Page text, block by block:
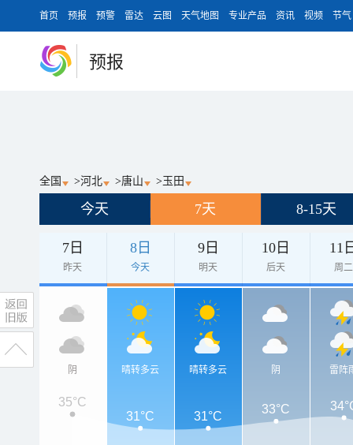
首页 预报 预警 雷达 云图 天气地图 专业产品 资讯 视频 节气
预报
全国 >河北 >唐山 > 玉田
今天 7天 8-15天
7日
昨天
8日
今天
9日
明天
10日
后天
11
周二
阴 晴转多云 晴转多云 阴 雷阵
35°C
31°C 31°C
33°C